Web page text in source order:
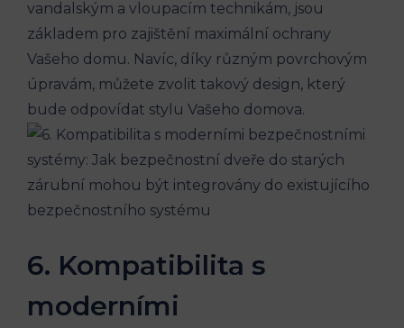
vandalským a vloupacím technikám, jsou
základem pro zajištění maximální ochrany
Vašeho domu. Navíc, díky různým povrchovým
úpravám, můžete zvolit takový design, který
bude odpovídat stylu Vašeho domova.
6. Kompatibilita s
moderními